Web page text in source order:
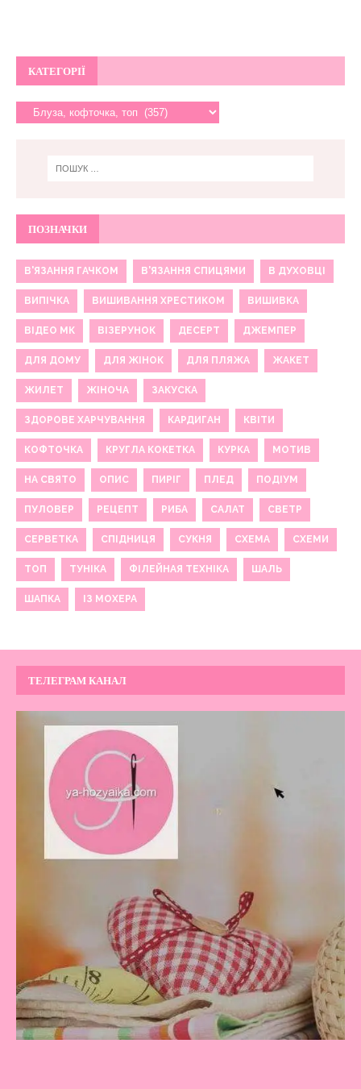
КАТЕГОРІЇ
ПОЗНАЧКИ
В'ЯЗАННЯ ГАЧКОМ В'ЯЗАННЯ СПИЦЯМИ В ДУХОВЦІ
ВИПІЧКА ВИШИВАННЯ ХРЕСТИКОМ ВИШИВКА
ВІДЕО МК ВІЗЕРУНОК ДЕСЕРТ ДЖЕМПЕР
ДЛЯ ДОМУ ДЛЯ ЖІНОК ДЛЯ ПЛЯЖА ЖАКЕТ
ЖИЛЕТ ЖІНОЧА ЗАКУСКА
ЗДОРОВЕ ХАРЧУВАННЯ КАРДИГАН КВІТИ
КОФТОЧКА КРУГЛА КОКЕТКА КУРКА МОТИВ
НА СВЯТО ОПИС ПИРІГ ПЛЕД ПОДІУМ
ПУЛОВЕР РЕЦЕПТ РИБА САЛАТ СВЕТР
СЕРВЕТКА СПІДНИЦЯ СУКНЯ СХЕМА СХЕМИ
ТОП ТУНІКА ФІЛЕЙНАЯ ТЕХНІКА ШАЛЬ
ШАПКА ІЗ МОХЕРА
ТЕЛЕГРАМ КАНАЛ